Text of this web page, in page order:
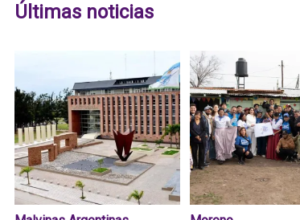
Últimas noticias